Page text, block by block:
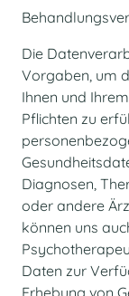
Die
Vorgaben, um
Ihnen und
Pflichten zu
Diagnosen,
oder andere
können uns
Daten zur
Erhebung von